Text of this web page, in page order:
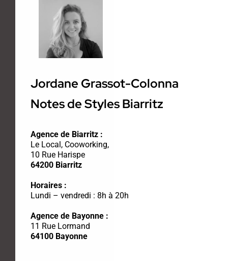
Jordane Grassot-Colonna
Notes de Styles Biarritz
Agence de Biarritz :
Le Local, Cooworking,
10 Rue Harispe
64200 Biarritz
Horaires :
Lundi – vendredi : 8h à 20h
Agence de Bayonne :
11 Rue Lormand
64100 Bayonne